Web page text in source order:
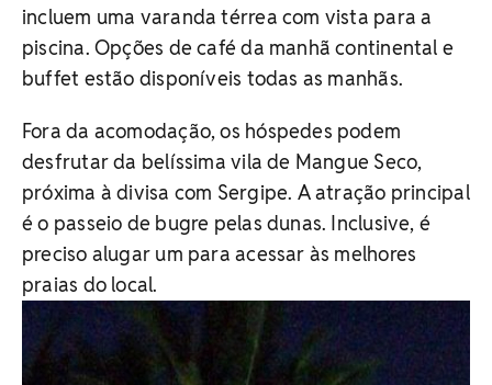
incluem uma varanda térrea com vista para a
piscina. Opções de café da manhã continental e
buffet estão disponíveis todas as manhãs.
Fora da acomodação, os hóspedes podem
desfrutar da belíssima vila de Mangue Seco,
próxima à divisa com Sergipe. A atração principal
é o passeio de bugre pelas dunas. Inclusive, é
preciso alugar um para acessar às melhores
praias do local.